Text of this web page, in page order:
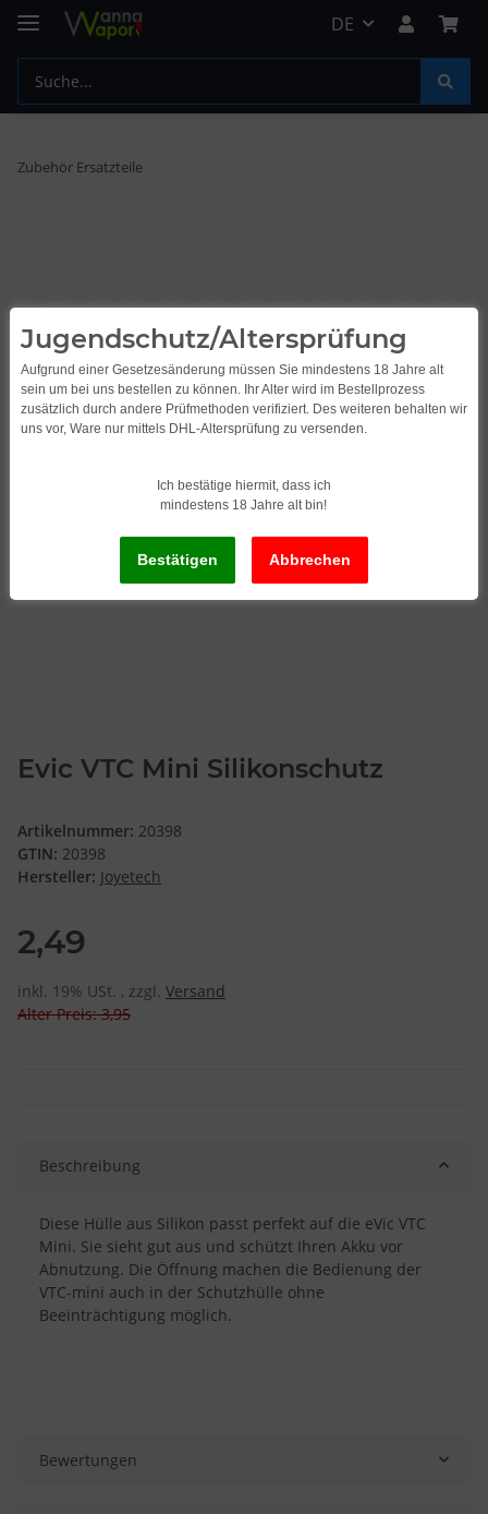
DE
Zubehör Ersatzteile
Evic VTC Mini Silikonschutz
Artikelnummer: 20398
GTIN: 20398
Hersteller: Joyetech
2,49
inkl. 19% USt. , zzgl. Versand
Alter Preis: 3,95
Beschreibung
Diese Hülle aus Silikon passt perfekt auf die eVic VTC
Mini. Sie sieht gut aus und schützt Ihren Akku vor
Abnutzung. Die Öffnung machen die Bedienung der
VTC-mini auch in der Schutzhülle ohne
Beeinträchtigung möglich.
Bewertungen
Jugendschutz/Altersprüfung
Aufgrund einer Gesetzesänderung müssen Sie mindestens 18 Jahre alt
sein um bei uns bestellen zu können. Ihr Alter wird im Bestellprozess
zusätzlich durch andere Prüfmethoden verifiziert. Des weiteren behalten wir
uns vor, Ware nur mittels DHL-Altersprüfung zu versenden.
Ich bestätige hiermit, dass ich
mindestens 18 Jahre alt bin!